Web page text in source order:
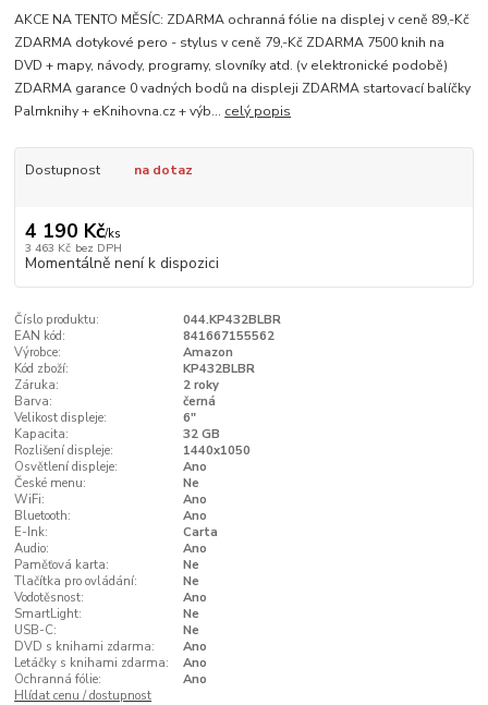
AKCE NA TENTO MĚSÍC: ZDARMA ochranná fólie na displej v ceně 89,-Kč
ZDARMA dotykové pero - stylus v ceně 79,-Kč ZDARMA 7500 knih na
DVD + mapy, návody, programy, slovníky atd. (v elektronické podobě)
ZDARMA garance 0 vadných bodů na displeji ZDARMA startovací balíčky
Palmknihy + eKnihovna.cz + výb... celý popis
Dostupnost na dotaz
4 190 Kč/ks
3 463 Kč bez DPH
Momentálně není k dispozici
Číslo produktu:
044.KP432BLBR
EAN kód:
841667155562
Výrobce:
Amazon
Kód zboží:
KP432BLBR
Záruka:
2 roky
Barva:
černá
Velikost displeje:
6"
Kapacita:
32 GB
Rozlišení displeje:
1440x1050
Osvětlení displeje:
Ano
České menu:
Ne
WiFi:
Ano
Bluetooth:
Ano
E-Ink:
Carta
Audio:
Ano
Paměťová karta:
Ne
Tlačítka pro ovládání:
Ne
Vodotěsnost:
Ano
SmartLight:
Ne
USB-C:
Ne
DVD s knihami zdarma:
Ano
Letáčky s knihami zdarma:
Ano
Ochranná fólie:
Ano
Hlídat cenu / dostupnost